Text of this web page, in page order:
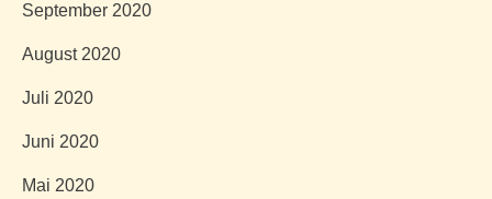
September 2020
August 2020
Juli 2020
Juni 2020
Mai 2020